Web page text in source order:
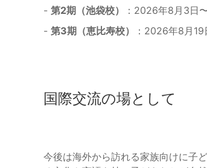
- 第2期（池袋校）
：2026年8月3日
- 第3期（恵比寿校） ：2026年8月19
国際交流の場として
今後は海外から訪れる家族向けに子